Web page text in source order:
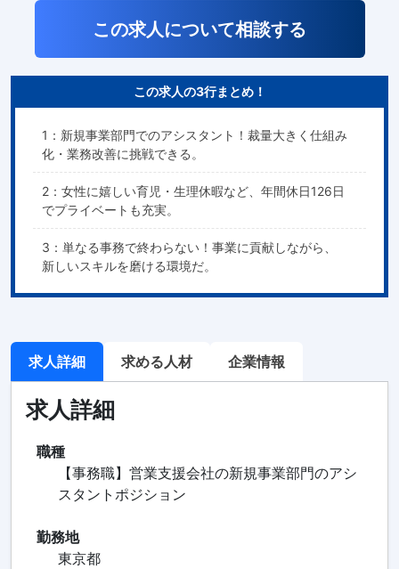
この求人について相談する
この求人の3行まとめ！
1：新規事業部門でのアシスタント！裁量大きく仕組み
化・業務改善に挑戦できる。
2：女性に嬉しい育児・生理休暇など、年間休日126日
でプライベートも充実。
3：単なる事務で終わらない！事業に貢献しながら、
新しいスキルを磨ける環境だ。
求人詳細 求める人材 企業情報
求人詳細
職種
【事務職】営業支援会社の新規事業部門のアシ
スタントポジション
勤務地
東京都